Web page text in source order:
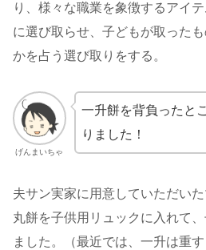
り、様々な職業を象徴するアイ
に選び取らせ、子どもが取った
かを占う選び取りをする。
げんまいちゃ
一升餅を背負ったと
りました！
夫サン実家に用意していただい
丸餅を子供用リュックに入れて
ました。（最近では、一升は重